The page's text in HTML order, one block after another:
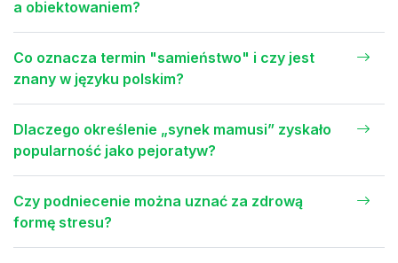
a obiektowaniem?
Co oznacza termin "samieństwo" i czy jest
znany w języku polskim?
Dlaczego określenie „synek mamusi” zyskało
popularność jako pejoratyw?
Czy podniecenie można uznać za zdrową
formę stresu?